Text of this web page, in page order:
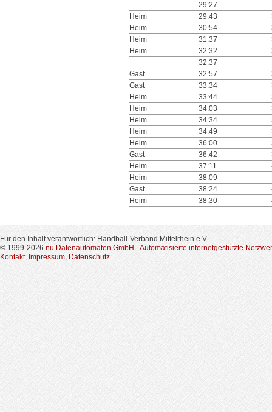
29:27
Heim
29:43
Heim
30:54
Heim
31:37
Heim
32:32
32:37
Gast
32:57
Gast
33:34
Heim
33:44
Heim
34:03
Heim
34:34
Heim
34:49
Heim
36:00
Gast
36:42
Heim
37:11
Heim
38:09
Gast
38:24
Heim
38:30
Für den Inhalt verantwortlich: Handball-Verband Mittelrhein e.V.
© 1999-2026 nu Datenautomaten GmbH - Automatisierte internetgestützte
Kontakt, Impressum, Datenschutz